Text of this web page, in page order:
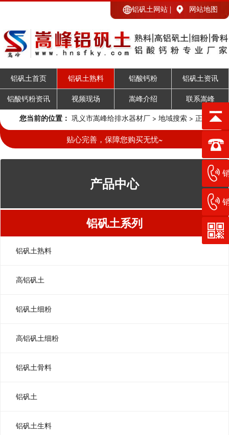
铝矾土网站 网站地图
铝矾土首页 铝矾土熟料 铝酸钙粉 铝矾土资讯
铝酸钙粉资讯 视频现场 嵩峰介绍 联系嵩峰
您当前的位置： 巩义市嵩峰给排水器材厂 > 地域搜索 > 正文
贴心完善，保障您购买无忧~
产品中心
铝矾土系列
铝矾土熟料
高铝矾土
铝矾土细粉
高铝矾土细粉
铝矾土骨料
铝矾土
铝矾土生料